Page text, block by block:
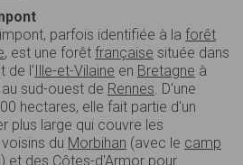
, parfois identifiée à la forêt
, est une forêt française située dans
de l' Ille-et-Vilaine en Bretagne à
au sud-ouest de Rennes. D'une
hectares, elle fait partie d'un
plus large qui couvre les
du Morbihan (avec le camp
) et des Côtes-d'Armor pour